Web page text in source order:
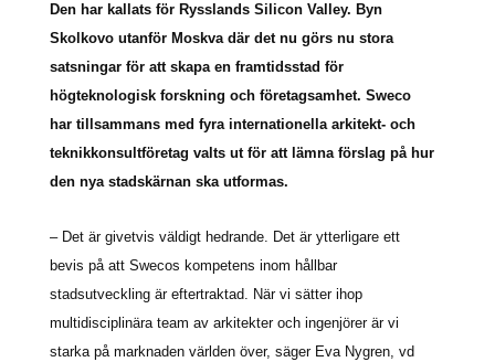
​Den har kallats för Rysslands Silicon Valley. Byn
Skolkovo utanför Moskva där det nu görs nu stora
satsningar för att skapa en framtidsstad för
högteknologisk forskning och företagsamhet. Sweco
har tillsammans med fyra internationella arkitekt- och
teknikkonsultföretag valts ut för att lämna förslag på hur
den nya stadskärnan ska utformas.
‒ Det är givetvis väldigt hedrande. Det är ytterligare ett
bevis på att Swecos kompetens inom hållbar
stadsutveckling är eftertraktad. När vi sätter ihop
multidisciplinära team av arkitekter och ingenjörer är vi
starka på marknaden världen över, säger Eva Nygren, vd